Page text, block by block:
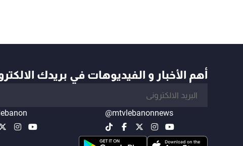
أهم الأخبار و الفيديوهات في بريدك
@mtvlebanonnews